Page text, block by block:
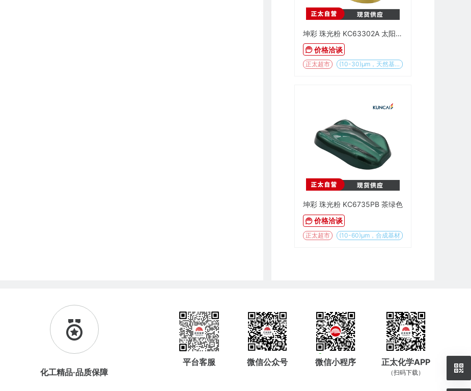
坤彩 珠光粉 KC63302A 太阳缎金
价格洽谈
正太超市 (10-30)µm，天然基材
坤彩 珠光粉 KC6735PB 茶绿色
价格洽谈
正太超市 (10-60)µm，合成基材
化工精品·品质保障
平台客服 微信公众号 微信小程序 正太化学APP
（扫码下载）